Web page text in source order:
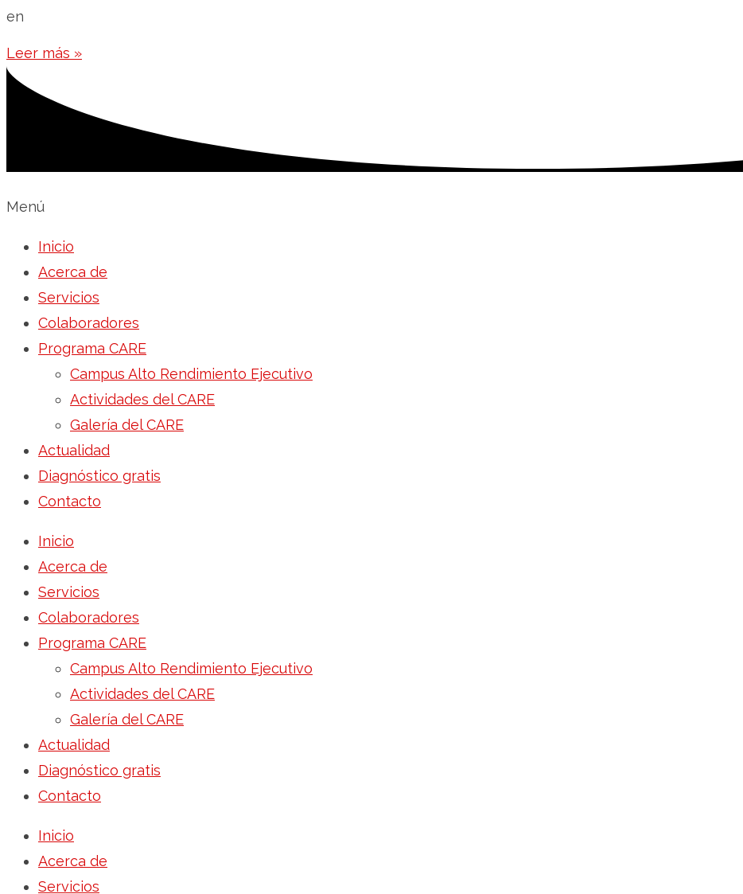
en
Leer más »
Menú
Inicio
Acerca de
Servicios
Colaboradores
Programa CARE
Campus Alto Rendimiento Ejecutivo
Actividades del CARE
Galería del CARE
Actualidad
Diagnóstico gratis
Contacto
Inicio
Acerca de
Servicios
Colaboradores
Programa CARE
Campus Alto Rendimiento Ejecutivo
Actividades del CARE
Galería del CARE
Actualidad
Diagnóstico gratis
Contacto
Inicio
Acerca de
Servicios